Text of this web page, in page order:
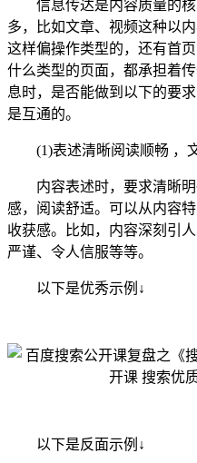
信息传达是内容质量的核
多，比如文章、视频这种以
这样偏操作类型的，还有首
什么类型的页面，都承担着
息时，是否能做到以下的要
是互通的。
(1)表述清晰阅读顺畅 ，
内容表述时，要求清晰明
感，阅读舒适。可以从内容
收获感。比如，内容深刻引
严谨、令人信服等等。
以下是优秀示例↓
以下是反面示例↓